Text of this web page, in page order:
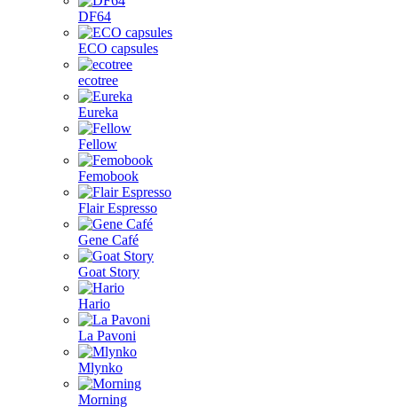
DF64
ECO capsules
ecotree
Eureka
Fellow
Femobook
Flair Espresso
Gene Café
Goat Story
Hario
La Pavoni
Mlynko
Morning